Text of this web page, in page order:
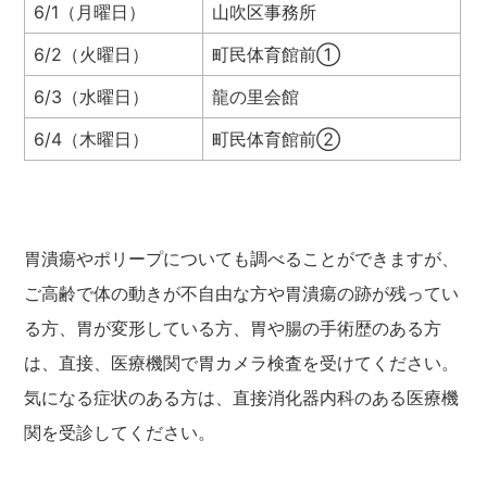
6/1（月曜日）
山吹区事務所
6/2（火曜日）
町民体育館前①
6/3（水曜日）
龍の里会館
6/4（木曜日）
町民体育館前②
胃潰瘍やポリープについても調べることができますが、
ご高齢で体の動きが不自由な方や胃潰瘍の跡が残ってい
る方、胃が変形している方、胃や腸の手術歴のある方
は、直接、医療機関で胃カメラ検査を受けてください。
気になる症状のある方は、直接消化器内科のある医療機
関を受診してください。